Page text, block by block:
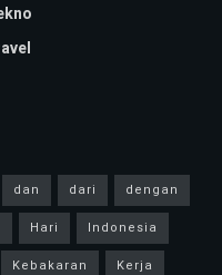
dan dari
dengan
Hari
Indonesia
Kebakaran
Kerja